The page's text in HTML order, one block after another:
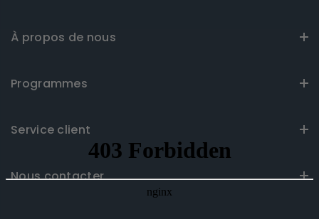
À propos de nous
Programmes
Service client
Nous contacter